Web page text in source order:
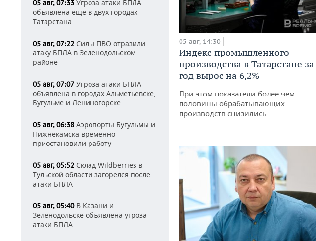
05 авг, 07:33 Угроза атаки БПЛА
объявлена еще в двух городах
Татарстана
05 авг, 07:22 Силы ПВО отразили
атаку БПЛА в Зеленодольском
районе
05 авг, 07:07 Угроза атаки БПЛА
объявлена в городах Альметьевске,
Бугульме и Лениногорске
05 авг, 06:38 Аэропорты Бугульмы и
Нижнекамска временно
приостановили работу
05 авг, 05:52 Склад Wildberries в
Тульской области загорелся после
атаки БПЛА
05 авг, 05:40В Казани и
Зеленодольске объявлена угроза
атаки БПЛА
05 авг, 14:30
Индекс промышленного
производства в Татарстане за
год вырос на 6,2%
При этом показатели более чем
половины обрабатывающих
производств снизились